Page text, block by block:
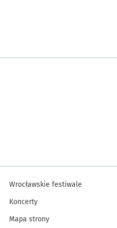
Wrocławskie festiwale
Koncerty
Mapa strony